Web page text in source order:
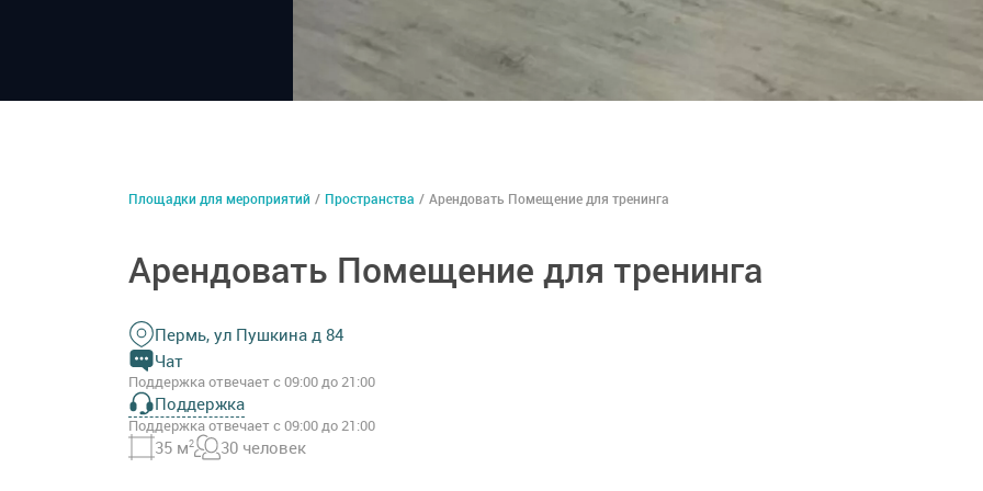
Площадки для мероприятий / Пространства / Арендовать Помещение для тренинга
Арендовать Помещение для тренинга
Пермь, ул Пушкина д 84
Чат
Поддержка отвечает с 09:00 до 21:00
Поддержка
Поддержка отвечает с 09:00 до 21:00
35 м2 30 человек